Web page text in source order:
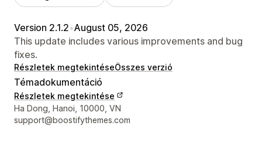
Version 2.1.2•August 05, 2026
This update includes various improvements and bug
fixes.
Részletek megtekintéseÖsszes verzió
Témadokumentáció
Részletek megtekintése
Dizájner kapcsolattartási adatai
Ha Dong, Hanoi, 10000, VN
support@boostifythemes.com